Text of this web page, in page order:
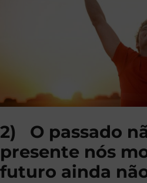
2)
O passado
presente nós
futuro ainda